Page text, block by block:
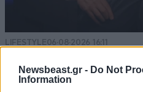
Newsbeast.gr - Do Not
Information
LIFESTYLE06·08·2026 16:11
Βλαδίμηρος
Θεό, είναι